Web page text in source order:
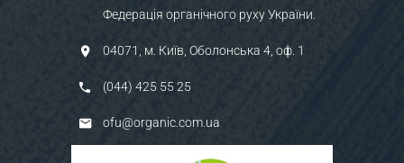
Федерація органічного руху України.
04071, м. Київ, Оболонська 4, оф. 1
(044) 425 55 25
ofu@organic.com.ua